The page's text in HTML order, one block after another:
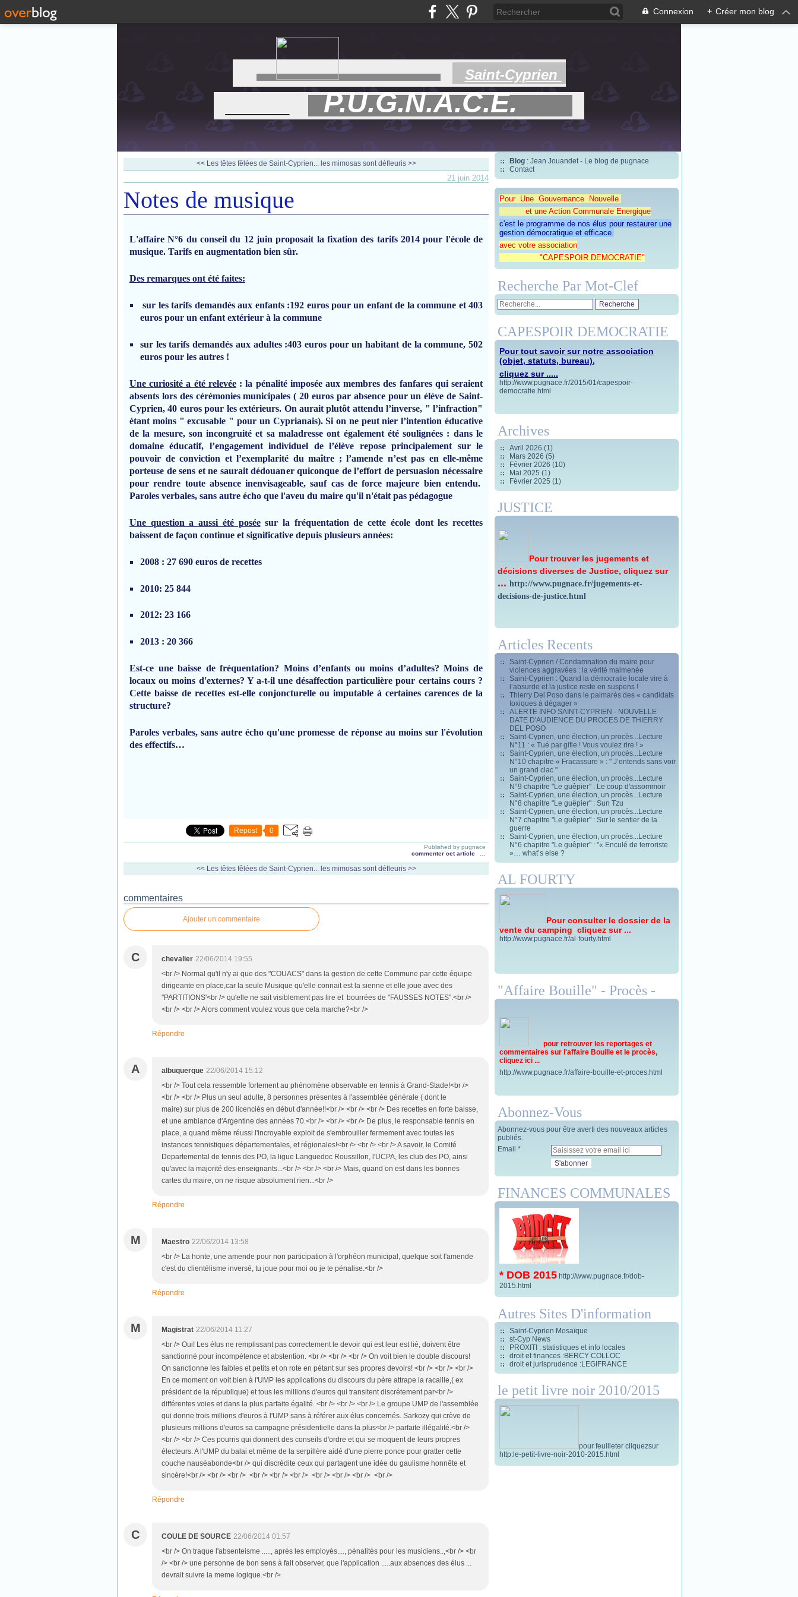
Connexion + Créer mon blog
Saint-Cyprien
P.U.G.N.A.C.E.
<< Les têtes fêlées de Saint-Cyprien... les mimosas sont défleuris >>
21 juin 2014
Notes de musique
L'affaire N°6 du conseil du 12 juin proposait la fixation des tarifs 2014 pour l'école de
musique. Tarifs en augmentation bien sûr.
Des remarques ont été faites:
sur les tarifs demandés aux enfants :192 euros pour un enfant de la commune et 403
euros pour un enfant extérieur à la commune
sur les tarifs demandés aux adultes :403 euros pour un habitant de la commune, 502
euros pour les autres !
Une curiosité a été relevée: la pénalité imposée aux membres des fanfares qui seraient
absents lors des cérémonies municipales ( 20 euros par absence pour un élève de Saint-
Cyprien, 40 euros pour les extérieurs. On aurait plutôt attendu l’inverse, " l’infraction"
étant moins " excusable " pour un Cyprianais). Si on ne peut nier l’intention éducative
de la mesure, son incongruité et sa maladresse ont également été soulignées : dans le
domaine éducatif, l’engagement individuel de l’élève repose principalement sur le
pouvoir de conviction et l’exemplarité du maître ; l’amende n’est pas en elle-même
porteuse de sens et ne saurait dédouaner quiconque de l’effort de persuasion nécessaire
pour rendre toute absence inenvisageable, sauf cas de force majeure bien entendu.
Paroles verbales, sans autre écho que l'aveu du maire qu'il n'était pas pédagogue
Une question a aussi été poséesur la fréquentation de cette école dont les recettes
baissent de façon continue et significative depuis plusieurs années:
2008 : 27 690 euros de recettes
2010: 25 844
2012: 23 166
2013 : 20 366
Est-ce une baisse de fréquentation? Moins d’enfants ou moins d’adultes? Moins de
locaux ou moins d'externes? Y a-t-il une désaffection particulière pour certains cours ?
Cette baisse de recettes est-elle conjoncturelle ou imputable à certaines carences de la
structure?
Paroles verbales, sans autre écho qu'une promesse de réponse au moins sur l'évolution
des effectifs…
Repost 0
Published by pugnace
commenter cet article
<< Les têtes fêlées de Saint-Cyprien... les mimosas sont défleuris >>
commentaires
Ajouter un commentaire
C chevalier 22/06/2014 19:55
<br /> Normal qu'il n'y ai que des "COUACS" dans la gestion de cette Commune par cette équipe
dirigeante en place,car la seule Musique qu'elle connait est la sienne et elle joue avec des
"PARTITIONS'<br /> qu'elle ne sait visiblement pas lire et bourrées de "FAUSSES NOTES".<br />
<br /> <br /> Alors comment voulez vous que cela marche?<br />
Répondre
A albuquerque 22/06/2014 15:12
<br /> Tout cela ressemble fortement au phénomène observable en tennis à Grand-Stade!<br />
<br /> <br /> Plus un seul adulte, 8 personnes présentes à l'assemblée générale ( dont le
maire) sur plus de 200 licenciés en début d'année!!<br /> <br /> <br /> Des recettes en forte baisse,
et une ambiance d'Argentine des années 70.<br /> <br /> <br /> De plus, le responsable tennis en
place, a quand même réussi l'incroyable exploit de s'embrouiller fermement avec toutes les
instances tennistiques départementales, et régionales!<br /> <br /> <br /> A savoir, le Comité
Departemental de tennis des PO, la ligue Languedoc Roussillon, l'UCPA, les club des PO, ainsi
qu'avec la majorité des enseignants...<br /> <br /> <br /> Mais, quand on est dans les bonnes
cartes du maire, on ne risque absolument rien...<br />
Répondre
M Maestro 22/06/2014 13:58
<br /> La honte, une amende pour non participation à l'orphéon municipal, quelque soit l'amende
c'est du clientélisme inversé, tu joue pour moi ou je te pénalise.<br />
Répondre
M Magistrat 22/06/2014 11:27
<br /> Oui! Les élus ne remplissant pas correctement le devoir qui est leur est lié, doivent être
sanctionné pour incompétence et abstention. <br /> <br /> <br /> On voit bien le double discours!
On sanctionne les faibles et petits et on rote en pétant sur ses propres devoirs! <br /> <br /> <br />
En ce moment on voit bien à l'UMP les applications du discours du père attrape la racaille,( ex
président de la république) et tous les millions d'euros qui transitent discrétement par<br />
différentes voies et dans la plus parfaite égalité. <br /> <br /> <br /> Le groupe UMP de l'assemblée
qui donne trois millions d'euros à l'UMP sans à référer aux élus concernés. Sarkozy qui crève de
plusieurs millions d'euros sa campagne présidentielle dans la plus<br /> parfaite illégalité.<br />
<br /> <br /> Ces pourris qui donnent des conseils d'ordre et qui se moquent de leurs propres
électeurs. A l'UMP du balai et même de la serpillère aidé d'une pierre ponce pour gratter cette
couche nauséabonde<br /> qui discrédite ceux qui partagent une idée du gaulisme honnête et
sincère!<br /> <br /> <br /> <br /> <br /> <br /> <br /> <br /> <br /> <br />
Répondre
C COULE DE SOURCE 22/06/2014 01:57
<br /> On traque l'absenteisme ....., aprés les employés...., pénalités pour les musiciens..,<br /> <br
/> <br /> une personne de bon sens à fait observer, que l'application .....aux absences des élus ...
devrait suivre la meme logique.<br />
Blog : Jean Jouandet - Le blog de pugnace
Contact
Pour Une Gouvernance Nouvelle
et une Action Communale Energique
c'est le programme de nos élus pour restaurer une
gestion démocratique et efficace.
avec votre association
"CAPESPOIR DEMOCRATIE"
Recherche Par Mot-Clef
CAPESPOIR DEMOCRATIE
Pour tout savoir sur notre association
(objet, statuts, bureau),
cliquez sur .....
http://www.pugnace.fr/2015/01/capespoir-
democratie.html
Archives
Avril 2026 (1)
Mars 2026 (5)
Février 2026 (10)
Mai 2025 (1)
Février 2025 (1)
JUSTICE
Pour trouver les jugements et
décisions diverses de Justice, cliquez sur
... http://www.pugnace.fr/jugements-et-
decisions-de-justice.html
Articles Recents
Saint-Cyprien / Condamnation du maire pour
violences aggravées : la vérité malmenée
Saint-Cyprien : Quand la démocratie locale vire à
l’absurde et la justice reste en suspens !
Thierry Del Poso dans le palmarès des « candidats
toxiques à dégager »
ALERTE INFO SAINT-CYPRIEN - NOUVELLE
DATE D'AUDIENCE DU PROCES DE THIERRY
DEL POSO
Saint-Cyprien, une élection, un procès...Lecture
N°11 : « Tué par gifle ! Vous voulez rire ! »
Saint-Cyprien, une élection, un procès...Lecture
N°10 chapitre « Fracassure » : " J’entends sans voir
un grand clac "
Saint-Cyprien, une élection, un procès...Lecture
N°9 chapitre "Le guêpier" : Le coup d'assommoir
Saint-Cyprien, une élection, un procès...Lecture
N°8 chapitre "Le guêpier" : Sun Tzu
Saint-Cyprien, une élection, un procès...Lecture
N°7 chapitre "Le guêpier" : Sur le sentier de la
guerre
Saint-Cyprien, une élection, un procès...Lecture
N°6 chapitre "Le guêpier" : "« Enculé de terroriste
»… what’s else ?
AL FOURTY
Pour consulter le dossier de la
vente du camping cliquez sur ...
http://www.pugnace.fr/al-fourty.html
"Affaire Bouille" - Procès -
pour retrouver les reportages et
commentaires sur l'affaire Bouille et le procès,
cliquez ici ...
http://www.pugnace.fr/affaire-bouille-et-proces.html
Abonnez-Vous
Abonnez-vous pour être averti des nouveaux articles
publiés.
Email
FINANCES COMMUNALES
* DOB 2015 http://www.pugnace.fr/dob-
2015.html
Autres Sites D'information
Saint-Cyprien Mosaïque
st-Cyp News
PROXITI : statistiques et info locales
droit et finances :BERCY COLLOC
droit et jurisprudence :LEGIFRANCE
le petit livre noir 2010/2015
pour feuilleter cliquezsur
http:le-petit-livre-noir-2010-2015.html